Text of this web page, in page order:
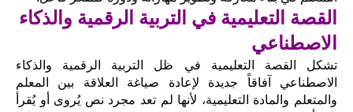
القصة التعليمية في التربية الرقمية والذكاء
الاصطناعي
تشكل القصة التعليمية في ظل التربية الرقمية والذكاء
الاصطناعي آفاقاً جديدة لإعادة صياغة العلاقة بين المعلم
والمتعلم والمادة التعليمية، لأنها لم تعد مجرد نص يُروى أو يُقرأ